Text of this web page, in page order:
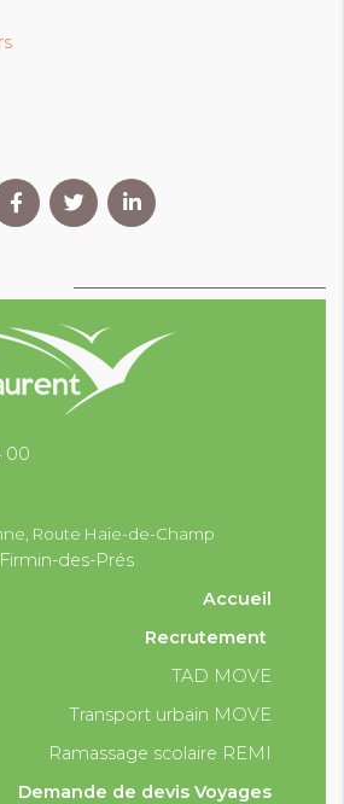
00
Route Haie-de-Champ
des-Prés
Accueil
Recrutement
TAD MOVE
Transport urbain MOVE
Ramassage scolaire REMI
Demande de devis Voyages